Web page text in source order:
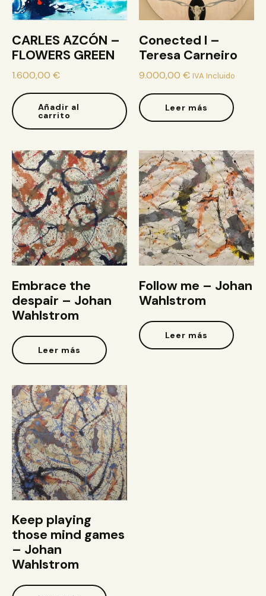
CARLES AZCÓN –
FLOWERS GREEN
1.600,00 €
Añadir al
carrito
Conected I –
Teresa Carneiro
9.000,00 € IVA Incluido
Leer más
Embrace the
despair – Johan
Wahlstrom
Leer más
Follow me – Johan
Wahlstrom
Leer más
Keep playing
those mind games
– Johan
Wahlstrom